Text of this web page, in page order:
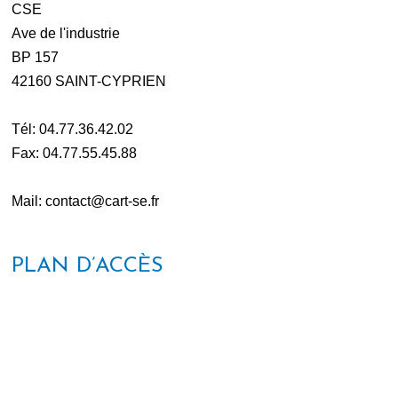
CSE
Ave de l'industrie
BP 157
42160 SAINT-CYPRIEN
Tél: 04.77.36.42.02
Fax: 04.77.55.45.88
Mail: contact@cart-se.fr
PLAN D’ACCÈS